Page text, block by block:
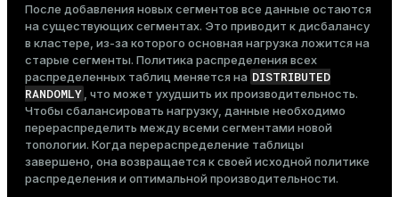
После добавления новых сегментов все данные остаются
на существующих сегментах. Это приводит к дисбалансу
в кластере, из-за которого основная нагрузка ложится на
старые сегменты. Политика распределения всех
распределенных таблиц меняется на DISTRIBUTED
RANDOMLY , что может ухудшить их производительность.
Чтобы сбалансировать нагрузку, данные необходимо
перераспределить между всеми сегментами новой
топологии. Когда перераспределение таблицы
завершено, она возвращается к своей исходной политике
распределения и оптимальной производительности.